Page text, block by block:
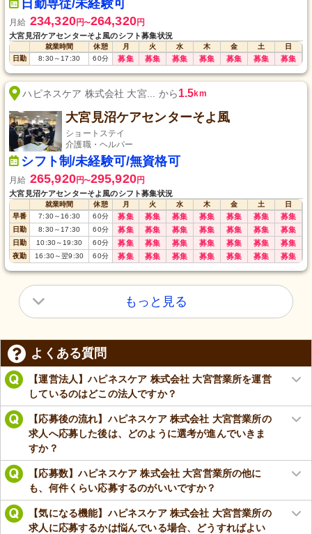
日勤専従/未経験可
月給 234,320円〜264,320円
大宮見沼ケアセンターそよ風のシフト募集状況
就業時間 休憩 月 火 水 木 金 土
日
日勤
8:30～17:30 60分 募集 募集 募集 募集 募集 募集 募集
ハピネスケア 株式会社 大宮... から1.5km
大宮見沼ケアセンターそよ風
ショートステイ
介護職・ヘルパー
シフト制/未経験可/無資格可
月給 265,920円〜295,920円
大宮見沼ケアセンターそよ風のシフト募集状況
就業時間 休憩 月 火 水 木 金 土
日
早番
7:30～16:30 60分 募集 募集 募集 募集 募集 募集 募集
日勤 8:30～17:30 60分 募集 募集 募集 募集 募集 募集 募集
日勤 10:30～19:30 60分 募集 募集 募集 募集 募集 募集 募集
夜勤 16:30～翌9:30 60分 募集 募集 募集 募集 募集 募集 募集
もっと見る
よくある質問
【運営法人】ハピネスケア 株式会社 大宮営業所を運営
しているのはどこの法人ですか？
【応募後の流れ】ハピネスケア 株式会社 大宮営業所の
求人へ応募した後は、どのように選考が進んでいきま
すか？
【応募数】ハピネスケア 株式会社 大宮営業所の他に
も、何件くらい応募するのがいいですか？
【気になる機能】ハピネスケア 株式会社 大宮営業所の
求人に応募するかは悩んでいる場合、どうすればよい